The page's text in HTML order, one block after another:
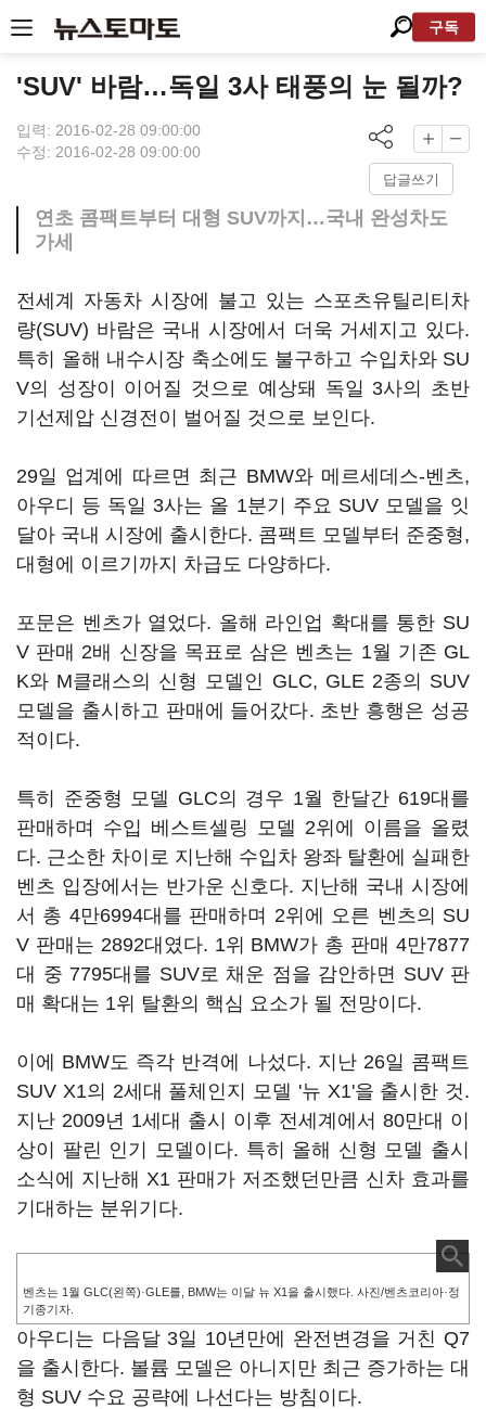
구독
'SUV' 바람…독일 3사 태풍의 눈 될까?
입력: 2016-02-28 09:00:00
수정: 2016-02-28 09:00:00
답글쓰기
연초 콤팩트부터 대형 SUV까지…국내 완성차도
가세
전세계 자동차 시장에 불고 있는 스포츠유틸리티차
량(SUV) 바람은 국내 시장에서 더욱 거세지고 있다.
특히 올해 내수시장 축소에도 불구하고 수입차와 SU
V의 성장이 이어질 것으로 예상돼 독일 3사의 초반
기선제압 신경전이 벌어질 것으로 보인다.
29일 업계에 따르면 최근 BMW와 메르세데스-벤츠,
아우디 등 독일 3사는 올 1분기 주요 SUV 모델을 잇
달아 국내 시장에 출시한다. 콤팩트 모델부터 준중형,
대형에 이르기까지 차급도 다양하다.
포문은 벤츠가 열었다. 올해 라인업 확대를 통한 SU
V 판매 2배 신장을 목표로 삼은 벤츠는 1월 기존 GL
K와 M클래스의 신형 모델인 GLC, GLE 2종의 SUV
모델을 출시하고 판매에 들어갔다. 초반 흥행은 성공
적이다.
특히 준중형 모델 GLC의 경우 1월 한달간 619대를
판매하며 수입 베스트셀링 모델 2위에 이름을 올렸
다. 근소한 차이로 지난해 수입차 왕좌 탈환에 실패한
벤츠 입장에서는 반가운 신호다. 지난해 국내 시장에
서 총 4만6994대를 판매하며 2위에 오른 벤츠의 SU
V 판매는 2892대였다. 1위 BMW가 총 판매 4만7877
대 중 7795대를 SUV로 채운 점을 감안하면 SUV 판
매 확대는 1위 탈환의 핵심 요소가 될 전망이다.
이에 BMW도 즉각 반격에 나섰다. 지난 26일 콤팩트
SUV X1의 2세대 풀체인지 모델 '뉴 X1'을 출시한 것.
지난 2009년 1세대 출시 이후 전세계에서 80만대 이
상이 팔린 인기 모델이다. 특히 올해 신형 모델 출시
소식에 지난해 X1 판매가 저조했던만큼 신차 효과를
기대하는 분위기다.
벤츠는 1월 GLC(왼쪽)·GLE를, BMW는 이달 뉴 X1을 출시했다. 사진/벤츠코리아·정
기종기자.
아우디는 다음달 3일 10년만에 완전변경을 거친 Q7
을 출시한다. 볼륨 모델은 아니지만 최근 증가하는 대
형 SUV 수요 공략에 나선다는 방침이다.